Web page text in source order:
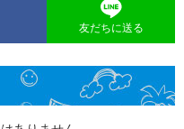
友だちに送る